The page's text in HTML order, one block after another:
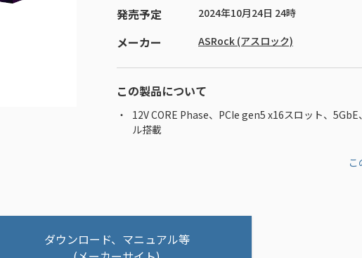
発売予定 2024年10月24日 24時
メーカー ASRock (アスロック)
この製品について
12V CORE Phase、PCIe gen5 x16スロット、
ル搭載
ダウンロード、マニュアル等